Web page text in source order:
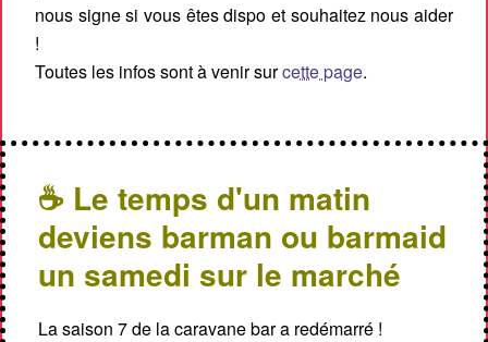
nous signe si vous êtes dispo et souhaitez nous aider
!
Toutes les infos sont à venir surcette page.
☕ Le temps d'un matin
deviens barman ou barmaid
un samedi sur le marché
La saison 7 de la caravane bar a redémarré !